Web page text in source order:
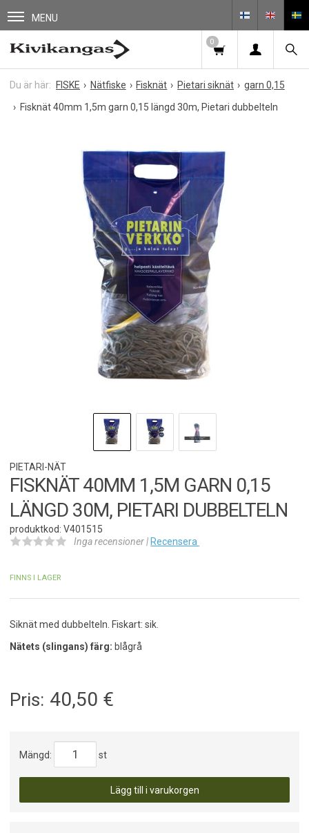
MENU
0
FISKE Nätfiske Fisknät Pietari siknät
garn 0,15
Fisknät 40mm 1,5m garn 0,15 längd 30m, Pietari dubbelteln
PIETARI-NÄT
FISKNÄT 40MM 1,5M GARN 0,15
LÄNGD 30M, PIETARI DUBBELTELN
produktkod: V401515
Inga recensioner | Recensera
FINNS I LAGER
Siknät med dubbelteln. Fiskart: sik.
Nätets (slingans) färg: blågrå
Pris: 40,50 €
Mängd: st
Lägg till i varukorgen